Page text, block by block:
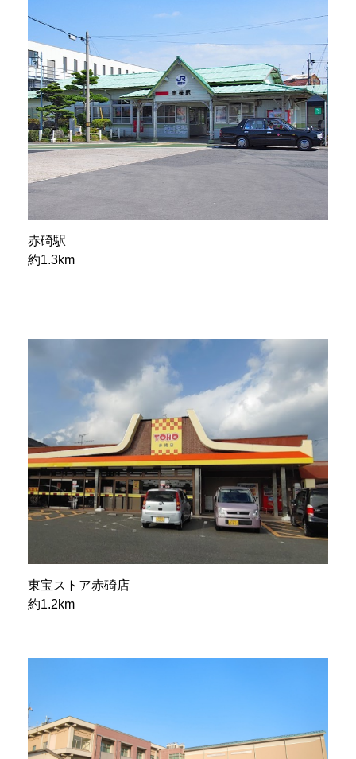
赤碕駅
約1.3km
東宝ストア赤碕店
約1.2km